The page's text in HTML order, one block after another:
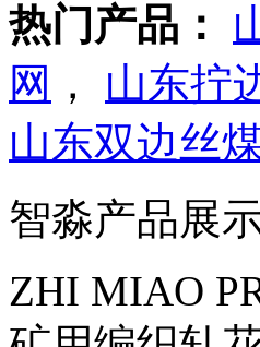
热门产品：
网 ， 山东拧
山东双边丝
智淼产品展
ZHI MIAO